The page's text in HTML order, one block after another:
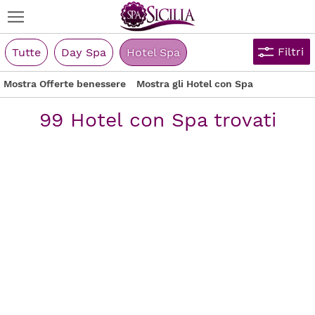
Mostra Offerte benessere Mostra gli Hotel con Spa
99 Hotel con Spa trovati
Tutte Day Spa Hotel Spa Filtri